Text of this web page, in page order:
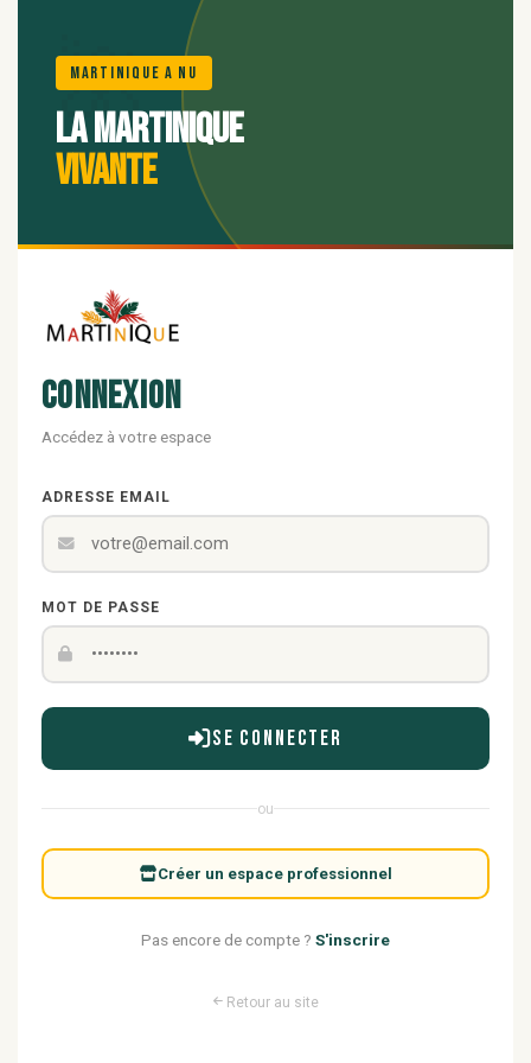
🌺
Martinique A Nu
La Martinique
vivante
Connexion
Accédez à votre espace
ADRESSE EMAIL
MOT DE PASSE
Se connecter
ou
Créer un espace professionnel
Pas encore de compte ? S'inscrire
Retour au site